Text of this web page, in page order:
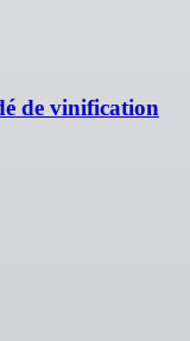
de vinification